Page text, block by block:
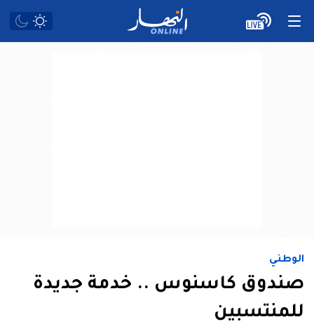
الوطني
صندوق كاسنوس .. خدمة جديدة
للمنتسبين